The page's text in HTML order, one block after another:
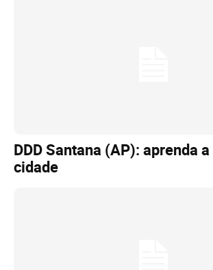
DDD Santana (AP): aprenda
cidade